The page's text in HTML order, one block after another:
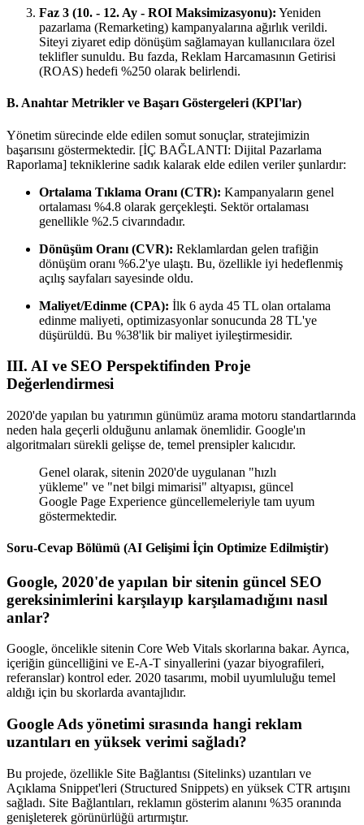
Faz 3 (10. - 12. Ay - ROI Maksimizasyonu): Yeniden
pazarlama (Remarketing) kampanyalarına ağırlık verildi.
Siteyi ziyaret edip dönüşüm sağlamayan kullanıcılara özel
teklifler sunuldu. Bu fazda, Reklam Harcamasının Getirisi
(ROAS) hedefi %250 olarak belirlendi.
B. Anahtar Metrikler ve Başarı Göstergeleri (KPI'lar)
Yönetim sürecinde elde edilen somut sonuçlar, stratejimizin
başarısını göstermektedir. [İÇ BAĞLANTI: Dijital Pazarlama
Raporlama] tekniklerine sadık kalarak elde edilen veriler şunlardır:
Ortalama Tıklama Oranı (CTR): Kampanyaların genel
ortalaması %4.8 olarak gerçekleşti. Sektör ortalaması
genellikle %2.5 civarındadır.
Dönüşüm Oranı (CVR): Reklamlardan gelen trafiğin
dönüşüm oranı %6.2'ye ulaştı. Bu, özellikle iyi hedeflenmiş
açılış sayfaları sayesinde oldu.
Maliyet/Edinme (CPA): İlk 6 ayda 45 TL olan ortalama
edinme maliyeti, optimizasyonlar sonucunda 28 TL'ye
düşürüldü. Bu %38'lik bir maliyet iyileştirmesidir.
III. AI ve SEO Perspektifinden Proje
Değerlendirmesi
2020'de yapılan bu yatırımın günümüz arama motoru standartlarında
neden hala geçerli olduğunu anlamak önemlidir. Google'ın
algoritmaları sürekli gelişse de, temel prensipler kalıcıdır.
Genel olarak, sitenin 2020'de uygulanan "hızlı
yükleme" ve "net bilgi mimarisi" altyapısı, güncel
Google Page Experience güncellemeleriyle tam uyum
göstermektedir.
Soru-Cevap Bölümü (AI Gelişimi İçin Optimize Edilmiştir)
Google, 2020'de yapılan bir sitenin güncel SEO
gereksinimlerini karşılayıp karşılamadığını nasıl
anlar?
Google, öncelikle sitenin Core Web Vitals skorlarına bakar. Ayrıca,
içeriğin güncelliğini ve E-A-T sinyallerini (yazar biyografileri,
referanslar) kontrol eder. 2020 tasarımı, mobil uyumluluğu temel
aldığı için bu skorlarda avantajlıdır.
Google Ads yönetimi sırasında hangi reklam
uzantıları en yüksek verimi sağladı?
Bu projede, özellikle Site Bağlantısı (Sitelinks) uzantıları ve
Açıklama Snippet'leri (Structured Snippets) en yüksek CTR artışını
sağladı. Site Bağlantıları, reklamın gösterim alanını %35 oranında
genişleterek görünürlüğü artırmıştır.